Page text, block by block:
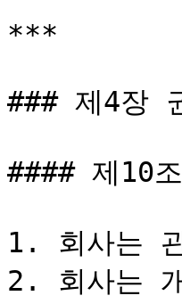
***
### 제4장
#### 제10
1. 회사는
2. 회사는